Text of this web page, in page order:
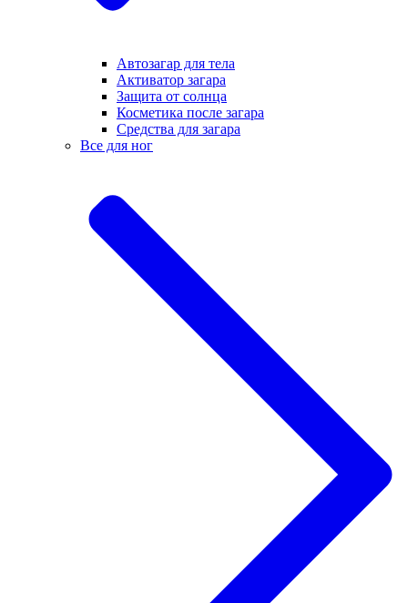
Автозагар для тела
Активатор загара
Защита от солнца
Косметика после загара
Средства для загара
Все для ног